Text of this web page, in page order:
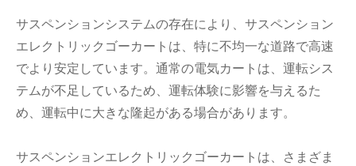
サスペンションシステムの存在により、サスペンション
エレクトリックゴーカートは、特に不均一な道路で高速
でより安定しています。通常の電気カートは、運転シス
テムが不足しているため、運転体験に影響を与えるた
め、運転中に大きな隆起がある場合があります。
サスペンションエレクトリックゴーカートは、さまざま